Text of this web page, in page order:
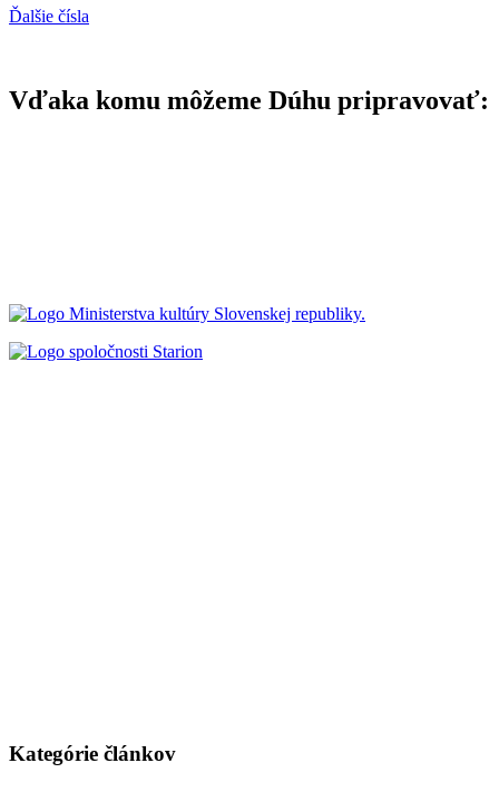
Ďalšie čísla
Vďaka komu môžeme Dúhu pripravovať:
Kategórie článkov